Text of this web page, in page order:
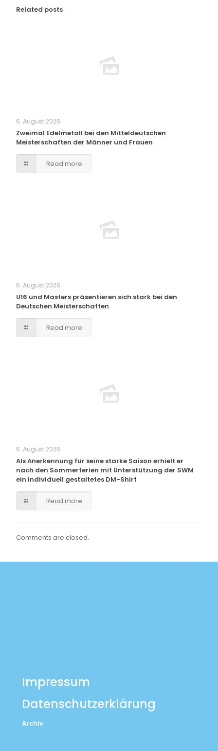
Related posts
6. August 2026
Zweimal Edelmetall bei den Mitteldeutschen
Meisterschaften der Männer und Frauen
Read more
6. August 2026
U16 und Masters präsentieren sich stark bei den
Deutschen Meisterschaften
Read more
6. August 2026
Als Anerkennung für seine starke Saison erhielt er
nach den Sommerferien mit Unterstützung der SWM
ein individuell gestaltetes DM-Shirt
Read more
Comments are closed.
Impressum
Datenschutzerklärung
Archiv